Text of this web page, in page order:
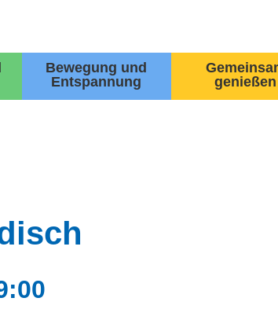
Bewegung und
Entspannung
genießen